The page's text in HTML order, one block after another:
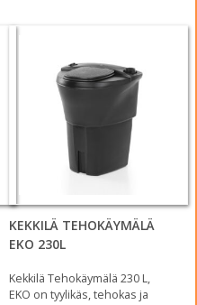
KEKKILÄ TEHOKÄYMÄLÄ
EKO 230L
Kekkilä Tehokäymälä 230 L,
EKO on tyylikäs, tehokas ja